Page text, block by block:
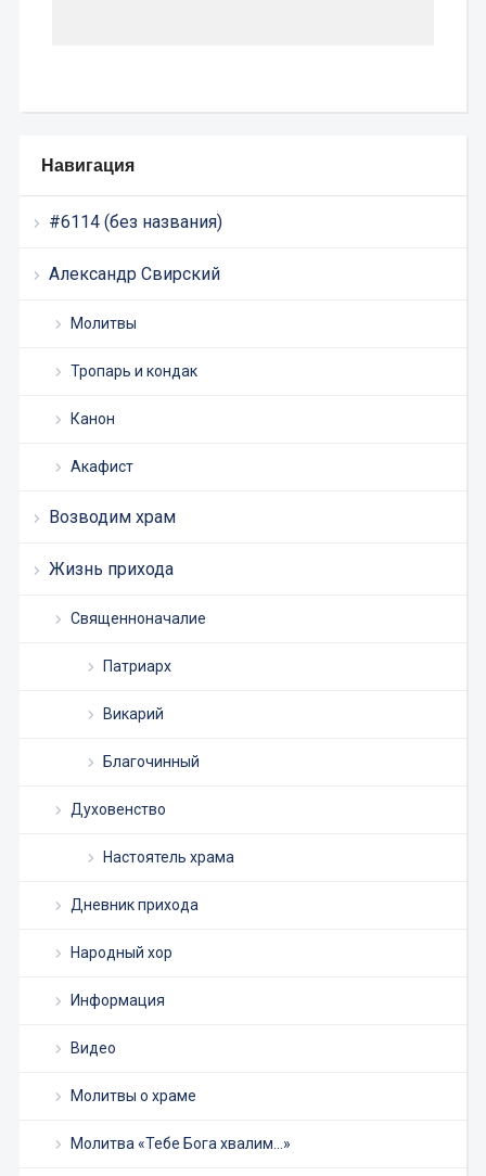
Навигация
#6114 (без названия)
Александр Свирский
Молитвы
Тропарь и кондак
Канон
Акафист
Возводим храм
Жизнь прихода
Священноначалие
Патриарх
Викарий
Благочинный
Духовенство
Настоятель храма
Дневник прихода
Народный хор
Информация
Видео
Молитвы о храме
Молитва «Тебе Бога хвалим…»